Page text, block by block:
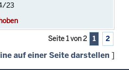
23
Seite 1 von 2 1 2
auf einer Seite darstellen ]